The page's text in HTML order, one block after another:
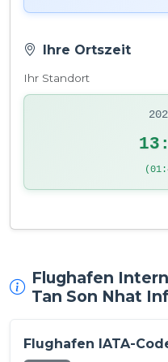
Ihre Ortszeit
Ihr Standort
Flughafen
Tan Son Nhat
Flughafen IATA-